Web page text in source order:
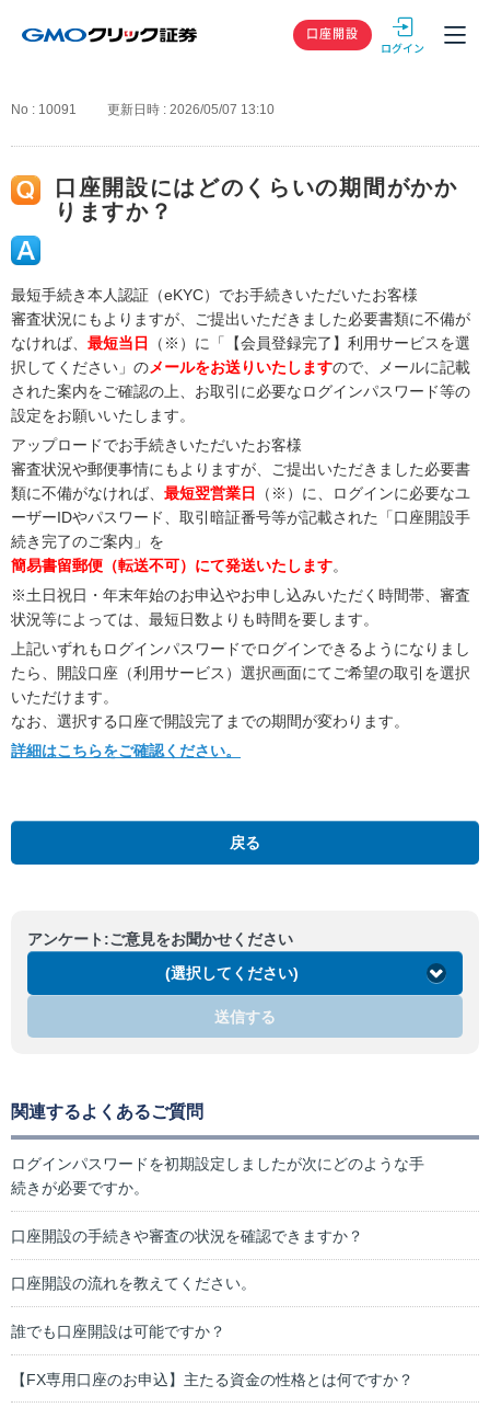
GMOクリック
口座開設
No : 10091 更新日時 : 2026/05/07 13:10
口座開設にはどのくらいの期間がかか
りますか？
最短手続き本人認証（eKYC）でお手続きいただいたお客様
審査状況にもよりますが、ご提出いただきました必要書類に不備が
なければ、 最短当日
（※）に「【会員登録完了】利用サービスを選
択してください」のメールをお送りいたしますので、メールに記載
された案内をご確認の上、お取引に必要なログインパスワード等の
設定をお願いいたします。
アップロードでお手続きいただいたお客様
審査状況や郵便事情にもよりますが、ご提出いただきました必要書
類に不備がなければ、 最短翌営業日
（※）に、ログインに必要なユ
ーザーIDやパスワード、取引暗証番号等が記載された「口座開設手
続き完了のご案内」を
簡易書留郵便（転送不可）にて発送いたします。
※土日祝日・年末年始のお申込やお申し込みいただく時間帯、審査
状況等によっては、最短日数よりも時間を要します。
上記いずれもログインパスワードでログインできるようになりまし
たら、開設口座（利用サービス）選択画面にてご希望の取引を選択
いただけます。
なお、選択する口座で開設完了までの期間が変わります。
詳細はこちらをご確認ください。
戻る
アンケート:ご意見をお聞かせください
(選択してください)
送信する
関連するよくあるご質問
ログインパスワードを初期設定しましたが次にどのような手
続きが必要ですか。
口座開設の手続きや審査の状況を確認できますか？
口座開設の流れを教えてください。
誰でも口座開設は可能ですか？
【FX専用口座のお申込】主たる資金の性格とは何ですか？